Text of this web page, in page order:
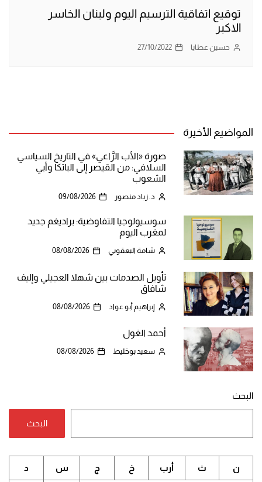
توقيع اتفاقية الترسيم اليوم ولبنان الخاسر
الاكبر
حسين عطايا 27/10/2022
المواضيع الأخيرة
صورة «الأب الرَّاعي» في التاريخ السياسي
السلافي: من القيصر إلى الباتكا وأبي
الشعوب
د. زياد منصور 09/08/2026
سوسيولوجيا التفاوضية: براديغم جديد
لمغرب اليوم
شامة اليعقوبي 08/08/2026
تأويل الصدمات بين شهلا العجيلي وإليف
شافاق
إبراهيم أبو عواد 08/08/2026
أحمد الغول
سعيد بوخليط 08/08/2026
البحث
البحث
ن ث أرب خ ج س د